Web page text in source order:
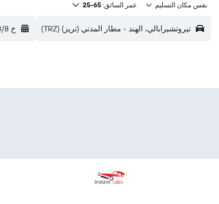
نفس مكان التسليم عمر السائق:65-25
تيروتشيرابالي، الهند - مطار المدني (تريز) (TRZ) خ 13/8